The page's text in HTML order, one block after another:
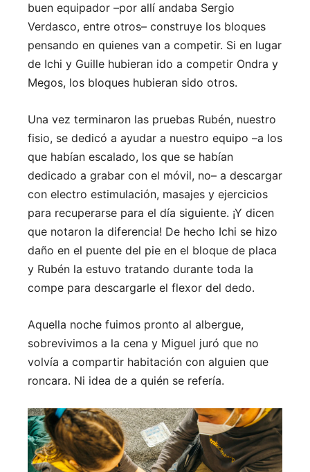
buen equipador –por allí andaba Sergio
Verdasco, entre otros– construye los bloques
pensando en quienes van a competir. Si en lugar
de Ichi y Guille hubieran ido a competir Ondra y
Megos, los bloques hubieran sido otros.
Una vez terminaron las pruebas Rubén, nuestro
fisio, se dedicó a ayudar a nuestro equipo –a los
que habían escalado, los que se habían
dedicado a grabar con el móvil, no– a descargar
con electro estimulación, masajes y ejercicios
para recuperarse para el día siguiente. ¡Y dicen
que notaron la diferencia! De hecho Ichi se hizo
daño en el puente del pie en el bloque de placa
y Rubén la estuvo tratando durante toda la
compe para descargarle el flexor del dedo.
Aquella noche fuimos pronto al albergue,
sobrevivimos a la cena y Miguel juró que no
volvía a compartir habitación con alguien que
roncara. Ni idea de a quién se refería.